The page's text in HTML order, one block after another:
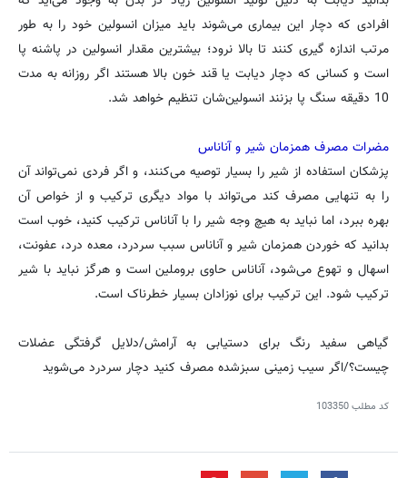
افرادی که دچار این بیماری می‌شوند باید میزان انسولین خود را به طور
مرتب اندازه گیری کنند تا بالا نرود؛ بیشترین مقدار انسولین در پاشنه پا
است و کسانی که دچار دیابت یا قند خون بالا هستند اگر روزانه به مدت
10 دقیقه سنگ پا بزنند انسولین‌شان تنظیم خواهد شد.
مضرات مصرف همزمان شیر و آناناس
پزشکان استفاده از شیر را بسیار توصیه می‌کنند، و اگر فردی نمی‌تواند آن
را به تنهایی مصرف کند می‌تواند با مواد دیگری ترکیب و از خواص آن
بهره ببرد، اما نباید به هیچ وجه شیر را با آناناس ترکیب کنید، خوب است
بدانید که خوردن همزمان شیر و آناناس سبب سردرد، معده درد، عفونت،
اسهال و تهوع می‌شود، آناناس حاوی بروملین است و هرگز نباید با شیر
ترکیب شود. این ترکیب برای نوزادان بسیار خطرناک است.
گیاهی سفید رنگ برای دستیابی به آرامش/دلایل گرفتگی عضلات
چیست؟/اگر سیب زمینی سبزشده مصرف کنید دچار سردرد می‌شوید
کد مطلب103350